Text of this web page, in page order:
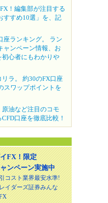
！編集部が注目する
すすめ10選」を、記
座ランキング。 ラン
ャンペーン情報、お
心者にもわかりや
ラ。 約30のFX口座
スワップポイントを
油など注目のコモ
口座を徹底比較！
FX！限定
ンペーン実施中
コスト業界最安水準!
イダーズ証券みんな